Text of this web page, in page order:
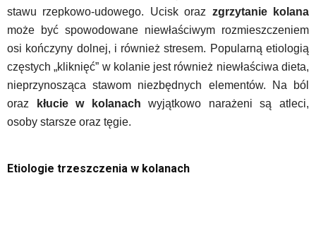
stawu rzepkowo-udowego. Ucisk oraz zgrzytanie kolana
może być spowodowane niewłaściwym rozmieszczeniem
osi kończyny dolnej, i również stresem. Popularną etiologią
częstych „kliknięć” w kolanie jest również niewłaściwa dieta,
nieprzynosząca stawom niezbędnych elementów. Na ból
oraz kłucie w kolanach wyjątkowo narażeni są atleci,
osoby starsze oraz tęgie.
Etiologie trzeszczenia w kolanach